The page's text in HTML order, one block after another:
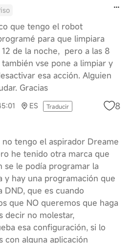
que tengo el robot
para que limpiara
12 de la noche, pero a las 8
vse pone a limpiar y
esa acción. Alguien
Gracias
ES Traducir 8
no tengo el aspirador Dreame
he tenido otra marca que
se le podía programar la
y hay una programación que
DND, que es cuando
que NO queremos que haga
decir no molestar,
esa configuración, si lo
con alguna aplicación